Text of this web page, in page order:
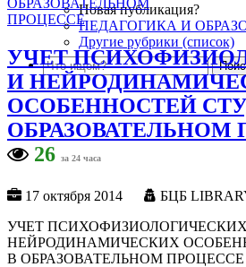
Новая публикация?
ПЕДАГОГИКА И
Другие рубрики (список)
УЧЕТ
И
ОСОБЕННОСТЕЙ
ОБРАЗОВАТЕЛЬНОМ
26 за 24 часа
17 октября 2014
БЦБ
УЧЕТ
НЕЙРОДИНАМИЧЕСКИХ
В ОБРАЗОВАТЕЛЬНОМ ПРОЦЕССЕ